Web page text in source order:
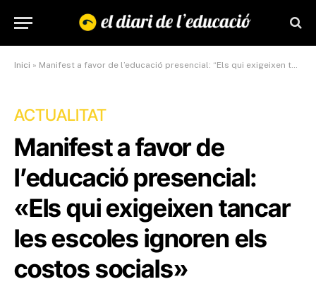
Inici » Manifest a favor de l’educació presencial: “Els qui exigeixen tancar les escoles ignoren els costos socials”
ACTUALITAT
Manifest a favor de
l’educació presencial:
«Els qui exigeixen tancar
les escoles ignoren els
costos socials»